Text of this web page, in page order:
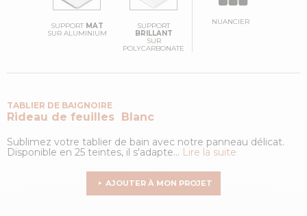
SUPPORT MAT
SUR ALUMINIUM
SUPPORT
BRILLANT
SUR
POLYCARBONATE
NUANCIER
TABLIER DE BAIGNOIRE
Rideau de feuilles Blanc
Sublimez votre tablier de bain avec notre panneau délicat.
Disponible en 25 teintes, il s'adapte... Lire la suite
AJOUTER À MON PROJET